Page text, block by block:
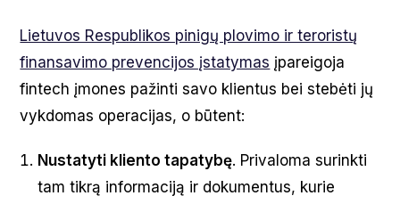
Lietuvos Respublikos pinigų plovimo ir teroristų
finansavimo prevencijos įstatymas įpareigoja
fintech įmones pažinti savo klientus bei stebėti jų
vykdomas operacijas, o būtent:
Nustatyti kliento tapatybę. Privaloma surinkti
tam tikrą informaciją ir dokumentus, kurie